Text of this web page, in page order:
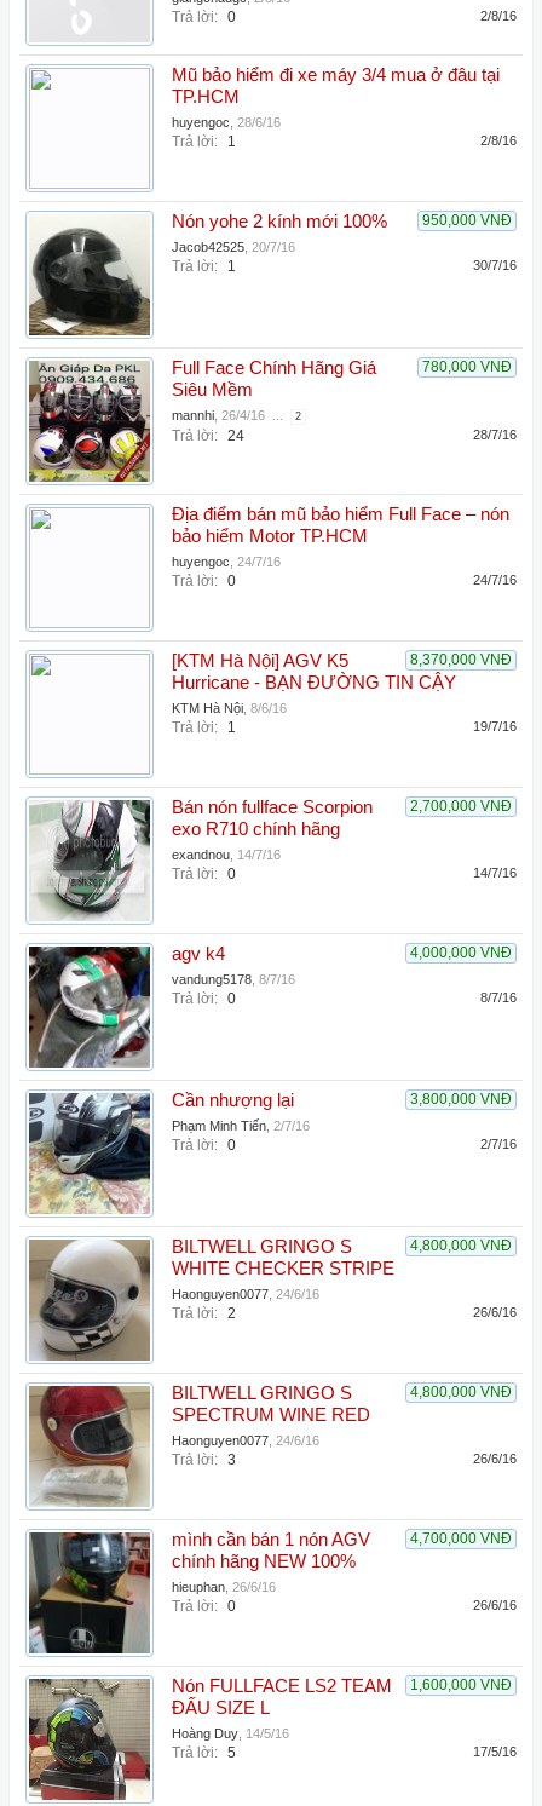
Trả lời: 0 2/8/16
Mũ bảo hiểm đi xe máy 3/4 mua ở đâu tại
TP.HCM
huyengoc 28/6/16
Trả lời: 1 2/8/16
950,000 VNĐ
Nón yohe 2 kính mới 100%
Jacob42525 20/7/16
Trả lời: 1 30/7/16
780,000 VNĐ
Full Face Chính Hãng Giá
Siêu Mềm
mannhi 26/4/16 ... 2
Trả lời: 24 28/7/16
Địa điểm bán mũ bảo hiểm Full Face – nón
bảo hiểm Motor TP.HCM
huyengoc 24/7/16
Trả lời: 0 24/7/16
8,370,000 VNĐ
[KTM Hà Nội] AGV K5
Hurricane - BẠN ĐƯỜNG TIN CẬY
KTM Hà Nội 8/6/16
Trả lời: 1 19/7/16
2,700,000 VNĐ
Bán nón fullface Scorpion
exo R710 chính hãng
exandnou 14/7/16
Trả lời: 0 14/7/16
4,000,000 VNĐ
agv k4
vandung5178 8/7/16
Trả lời: 0 8/7/16
3,800,000 VNĐ
Cần nhượng lại
Phạm Minh Tiến 2/7/16
Trả lời: 0 2/7/16
4,800,000 VNĐ
BILTWELL GRINGO S
WHITE CHECKER STRIPE
Haonguyen0077 24/6/16
Trả lời: 2 26/6/16
4,800,000 VNĐ
BILTWELL GRINGO S
SPECTRUM WINE RED
Haonguyen0077 24/6/16
Trả lời: 3 26/6/16
4,700,000 VNĐ
mình cần bán 1 nón AGV
chính hãng NEW 100%
hieuphan 26/6/16
Trả lời: 0 26/6/16
1,600,000 VNĐ
Nón FULLFACE LS2 TEAM
ĐẤU SIZE L
Hoàng Duy 14/5/16
Trả lời: 5 17/5/16